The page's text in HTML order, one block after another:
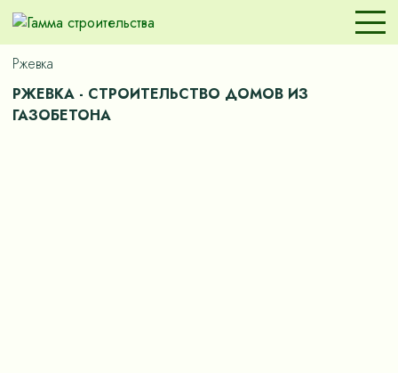
Ржевка
РЖЕВКА - СТРОИТЕЛЬСТВО ДОМОВ ИЗ
ГАЗОБЕТОНА